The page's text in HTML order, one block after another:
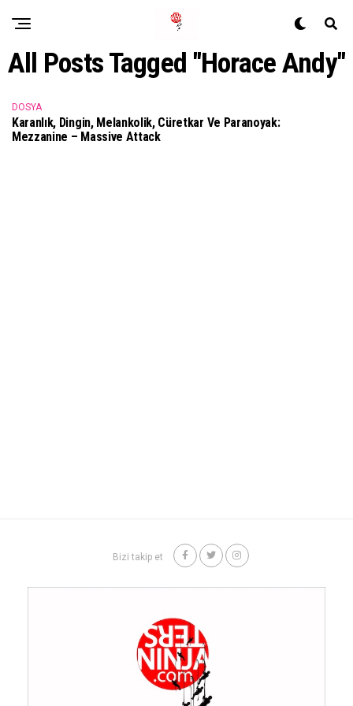
All Posts Tagged "Horace Andy"
DOSYA
Karanlık, Dingin, Melankolik, Cüretkar Ve Paranoyak:
Mezzanine – Massive Attack
Bizi takip et